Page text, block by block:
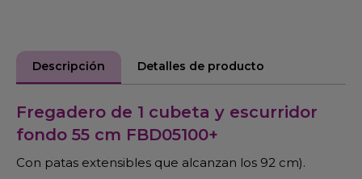
Descripción Detalles de producto
Fregadero de 1 cubeta y escurridor
fondo 55 cm FBD05100+
Con patas extensibles que alcanzan los 92 cm).